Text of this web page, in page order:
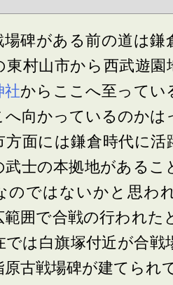
場碑がある前の道は
東村山市から西武遊
社からここへ至ってい
へ向かっているのか
方面には鎌倉時代に活
武士の本拠地がある
のではないかと思わ
範囲で合戦の行われ
では白旗塚付近が合
原古戦場碑が建てられ